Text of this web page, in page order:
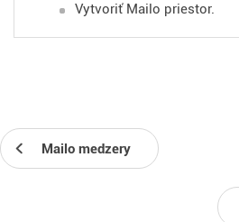
Vytvoriť Mailo priestor.
Mailo medzery